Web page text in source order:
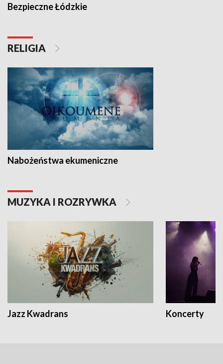
Bezpieczne Łódzkie
RELIGIA
Nabożeństwa ekumeniczne
MUZYKA I ROZRYWKA
Jazz Kwadrans Koncerty